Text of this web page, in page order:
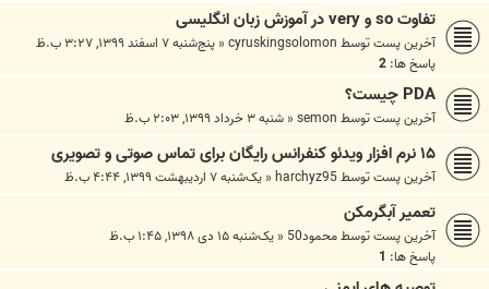
تفاوت so و very در آموزش زبان انگلیسی
آخرین پست توسطcyruskingsolomon
« پنج‌شنبه ۷ اسفند ۱۳۹۹, ۳:۲۷ ب.ظ
پاسخ ها: 2
PDA چیست؟
آخرین پست توسطsemon
« شنبه ۳ خرداد ۱۳۹۹, ۲:۰۳ ب.ظ
۱۵ نرم افزار ویدئو کنفرانس رایگان برای تماس صوتی و تصویری
آخرین پست توسطharchyz95
« یک‌شنبه ۷ اردیبهشت ۱۳۹۹, ۴:۴۴ ب.ظ
تعمیر آبگرمکن
آخرین پست توسطمحمود50 « یک‌شنبه ۱۵ دی ۱۳۹۸, ۱:۴۵ ب.ظ
پاسخ ها: 1